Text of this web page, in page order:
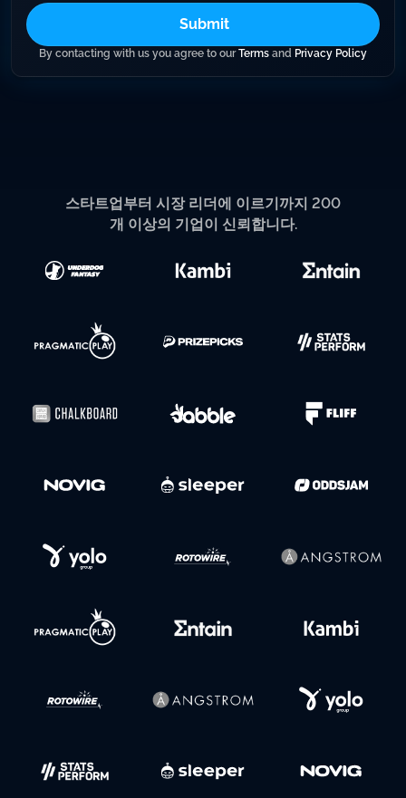
Contact Information
By contacting with us you agree to ourTerms and Privacy Policy
스타트업부터 시장 리더에 이르기까지 200
개 이상의 기업이 신뢰합니다.